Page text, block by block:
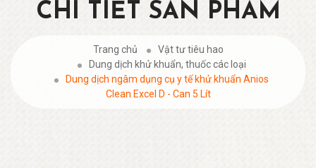
CHI TIẾT SẢN PHẨM
Trang chủ
Vật tư tiêu hao
Dung dịch khử khuẩn, thuốc các loại
Dung dịch ngâm dụng cụ y tế khử khuẩn Anios
Clean Excel D - Can 5 Lít